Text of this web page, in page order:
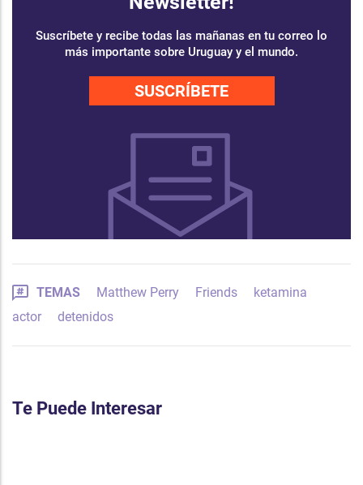
Suscríbete y recibe todas las mañanas en tu correo lo
más importante sobre Uruguay y el mundo.
SUSCRÍBETE
TEMAS Matthew Perry Friends
ketamina
actor
detenidos
Te Puede Interesar